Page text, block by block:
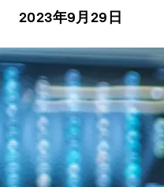
2023年9月29日